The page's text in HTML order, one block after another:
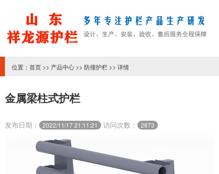
位置： 首页 >> 产品中心 >> 防撞护栏 >> 详情
金属梁柱式护栏
发布日期： 2022/11/17 21:11:21 访问次数： 2873